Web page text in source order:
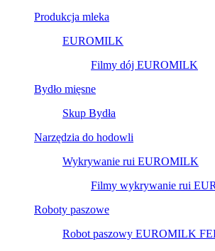
Produkcja mleka
EUROMILK
Filmy dój EUROMILK
Bydło mięsne
Skup Bydła
Narzędzia do hodowli
Wykrywanie rui EUROMILK
Filmy wykrywanie rui
Roboty paszowe
Robot paszowy EUROMILK